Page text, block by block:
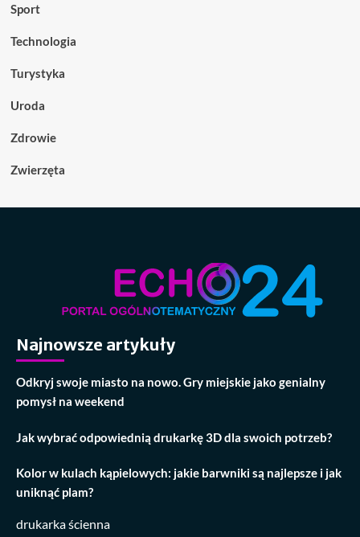
Sport
Technologia
Turystyka
Uroda
Zdrowie
Zwierzęta
Najnowsze artykuły
Odkryj swoje miasto na nowo. Gry miejskie jako genialny
pomysł na weekend
Jak wybrać odpowiednią drukarkę 3D dla swoich potrzeb?
Kolor w kulach kąpielowych: jakie barwniki są najlepsze i jak
uniknąć plam?
drukarka ścienna